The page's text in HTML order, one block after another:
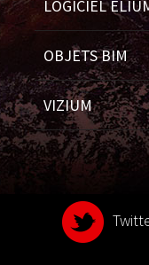
LOGICIEL
OBJETS BIM
VIZIUM